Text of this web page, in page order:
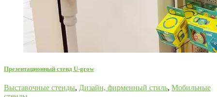
Презентационный стенд U-grow
Выставочные стенды, Дизайн, фирменный стиль, Мобильные